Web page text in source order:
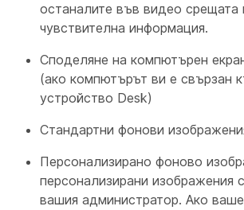
останалите във видео срещата
чувствителна информация.
Споделяне на компютърен
(ако компютърът ви е свързан
устройство Desk)
Стандартни фонови
Персонализирано фоново
персонализирани изображения
вашия администратор. Ако